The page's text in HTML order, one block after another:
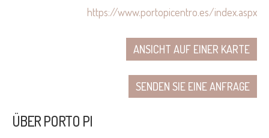
https://www.portopicentro.es/index.aspx
ANSICHT AUF EINER KARTE
SENDEN SIE EINE ANFRAGE
ÜBER PORTO PI